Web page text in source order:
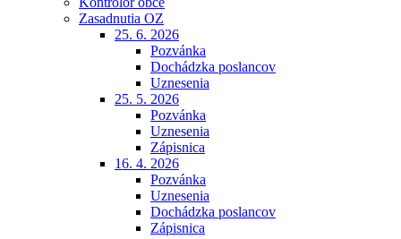
Zasadnutia OZ
25. 6. 2026
Pozvánka
Dochádzka poslancov
Uznesenia
25. 5. 2026
Pozvánka
Uznesenia
Zápisnica
16. 4. 2026
Pozvánka
Uznesenia
Dochádzka poslancov
Zápisnica